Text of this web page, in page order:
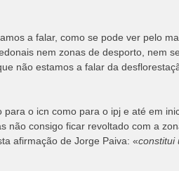
a falar, como se pode ver pelo
nem zonas de desporto, nem
não estamos a falar da
o icn como para o ipj e até em
não consigo ficar revoltado com a
afirmação de Jorge Paiva: «constitui